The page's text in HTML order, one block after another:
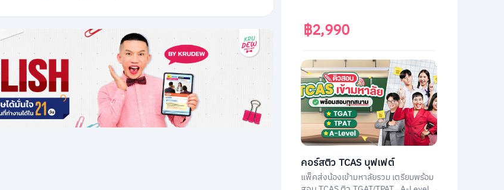
฿2,990
คอร์สติว TCAS บุฟเฟต์
แพ็คส่งน้องเข้ามหาลัยรวม เตรียมพร้อม